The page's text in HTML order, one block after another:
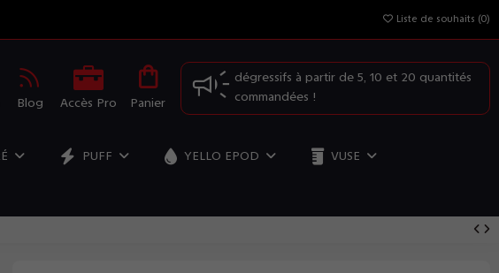
Liste de souhaits (0)
Blog Accès Pro Panier
dégressifs à partir de 5, 10 et 20 quantités
commandées !
PUFF YELLO EPOD VUSE